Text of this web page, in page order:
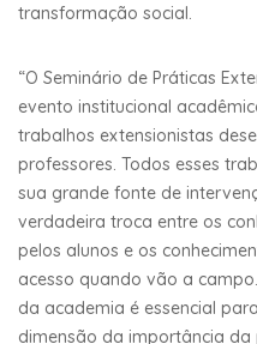
transformação social.
“O Seminário de Práticas
evento institucional
trabalhos extensionistas
professores. Todos esses
sua grande fonte de
verdadeira troca entre os
pelos alunos e os
acesso quando vão a
da academia é essencial
dimensão da importância da